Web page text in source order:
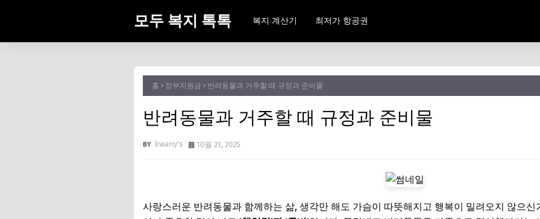
모두 복지 톡톡 복지 계산기 최저가 항공권
홈 정부지원금 반려동물과 거주할 때 규정과 준비물
반려동물과 거주할 때 규정과 준비물
kwany's 10월 21, 2025
사랑스러운 반려동물과 함께하는 삶, 생각만 해도 가슴이 따뜻해지고 행복이 밀려오지 않으신